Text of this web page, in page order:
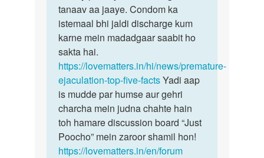
tanaav aa jaaye. Condom ka
istemaal bhi jaldi discharge kum
karne mein madadgaar saabit ho
sakta hai.
https://lovematters.in/hi/news/premature-
ejaculation-top-five-factsYadi aap
is mudde par humse aur gehri
charcha mein judna chahte hain
toh hamare discussion board “Just
Poocho” mein zaroor shamil hon!
https://lovematters.in/en/forum